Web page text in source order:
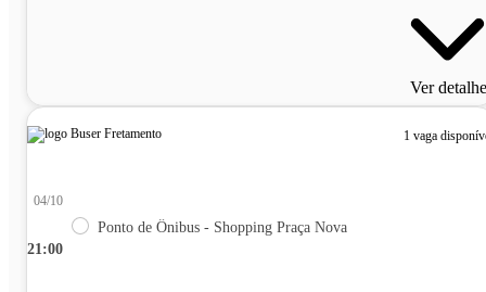
Ver
1 vaga
21:00
04/10
Ponto de Ônibus - Shopping Praça Nova